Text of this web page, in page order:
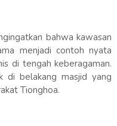
bahwa kawasan
menjadi contoh nyata
di tengah keberagaman.
di belakang masjid yang
Tionghoa.